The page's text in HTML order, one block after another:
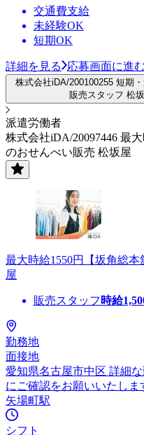
交通費支給
未経験OK
短期OK
詳細を見る 応募画面に進む
株式会社iDA/200100255 短期
販売スタッフ 松
派遣労働者
株式会社iDA/20097446 最
のおせんべい販売 松坂屋
最大時給1550円【坂角総
屋
販売スタッフ 時給
勤務地
面接地
愛知県名古屋市中区 詳細
にご確認をお願いいたしま
矢場町駅
シフト